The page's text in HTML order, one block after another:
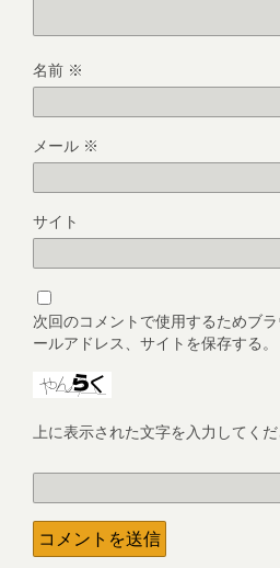
名前 ※
メール ※
サイト
次回のコメントで使用するためブ
ールアドレス、サイトを保存する。
上に表示された文字を入力してくだ